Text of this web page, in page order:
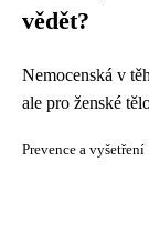
vědět?
Nemocenská v
ale pro ženské
Prevence a vyšetření